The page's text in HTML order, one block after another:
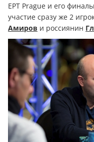
EPT Prague и его
участие сразу же 2
Амиров и россиянин